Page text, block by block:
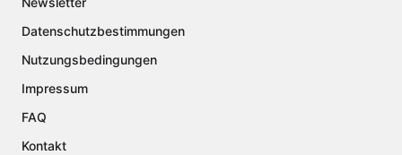
Datenschutzbestimmungen
Nutzungsbedingungen
Impressum
FAQ
Kontakt